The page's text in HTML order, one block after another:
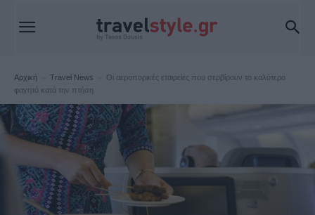
Αρχική Travel News
Οι αεροπορικές εταιρείες που σερβίρουν το καλύτερο
φαγητό κατά την πτήση